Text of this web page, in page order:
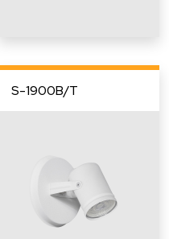
S-1900B/T